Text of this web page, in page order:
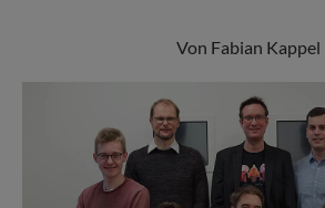
Von Fabian Kappel